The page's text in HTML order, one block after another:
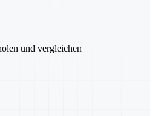
und vergleichen